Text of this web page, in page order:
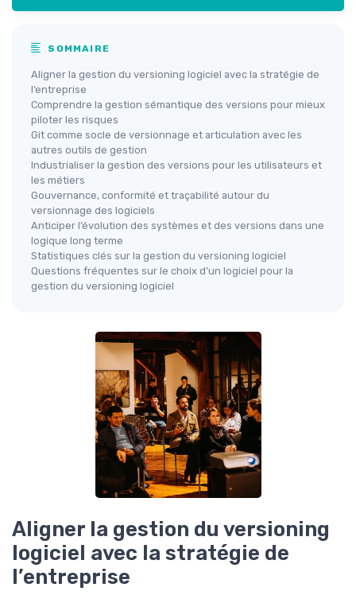
SOMMAIRE
Aligner la gestion du versioning logiciel avec la stratégie de
l’entreprise
Comprendre la gestion sémantique des versions pour mieux
piloter les risques
Git comme socle de versionnage et articulation avec les
autres outils de gestion
Industrialiser la gestion des versions pour les utilisateurs et
les métiers
Gouvernance, conformité et traçabilité autour du
versionnage des logiciels
Anticiper l’évolution des systèmes et des versions dans une
logique long terme
Statistiques clés sur la gestion du versioning logiciel
Questions fréquentes sur le choix d’un logiciel pour la
gestion du versioning logiciel
Aligner la gestion du versioning
logiciel avec la stratégie de
l’entreprise